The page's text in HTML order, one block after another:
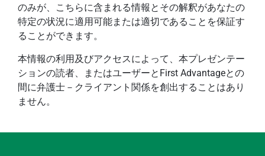
のみが、こちらに含まれる情報とその解釈があなたの
特定の状況に適用可能または適切であることを保証す
ることができます。
本情報の利用及びアクセスによって、本プレゼンテー
ションの読者、またはユーザーとFirst Advantageとの
間に弁護士－クライアント関係を創出することはあり
ません。